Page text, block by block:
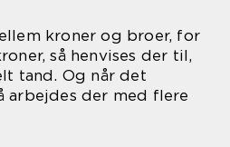
kroner og broer, for
så henvises der til,
tand. Og når det
arbejdes der med flere